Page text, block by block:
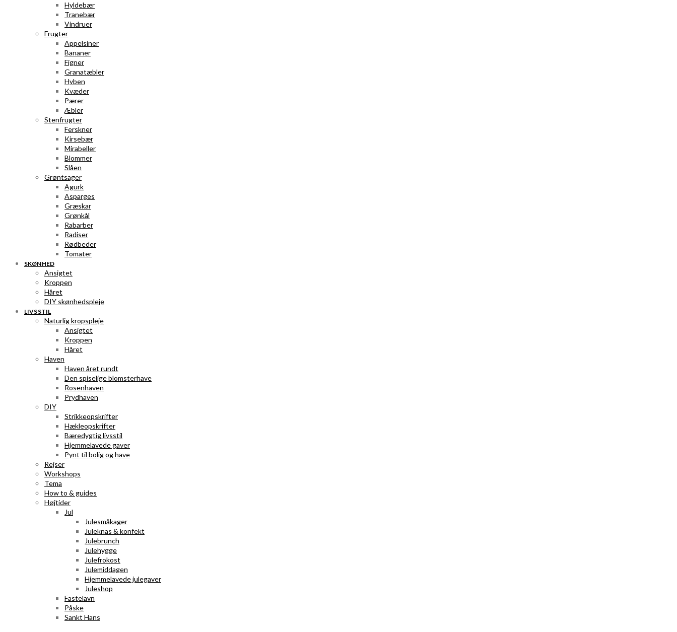
Hyldebær
Tranebær
Vindruer
Frugter
Appelsiner
Bananer
Figner
Granatæbler
Hyben
Kvæder
Pærer
Æbler
Stenfrugter
Ferskner
Kirsebær
Mirabeller
Blommer
Slåen
Grøntsager
Agurk
Asparges
Græskar
Grønkål
Rabarber
Radiser
Rødbeder
Tomater
SKØNHED
Ansigtet
Kroppen
Håret
DIY skønhedspleje
LIVSSTIL
Naturlig kropspleje
Ansigtet
Kroppen
Håret
Haven
Haven året rundt
Den spiselige blomsterhave
Rosenhaven
Prydhaven
DIY
Strikkeopskrifter
Hækleopskrifter
Bæredygtig livsstil
Hjemmelavede gaver
Pynt til bolig og have
Rejser
Workshops
Tema
How to & guides
Højtider
Jul
Julesmåkager
Juleknas & konfekt
Julebrunch
Julehygge
Julefrokost
Julemiddagen
Hjemmelavede julegaver
Juleshop
Fastelavn
Påske
Sankt Hans